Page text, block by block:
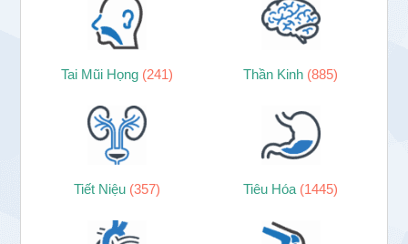
Tai Mũi Họng (241) Thần Kinh (885)
Tiết Niệu (357) Tiêu Hóa (1445)